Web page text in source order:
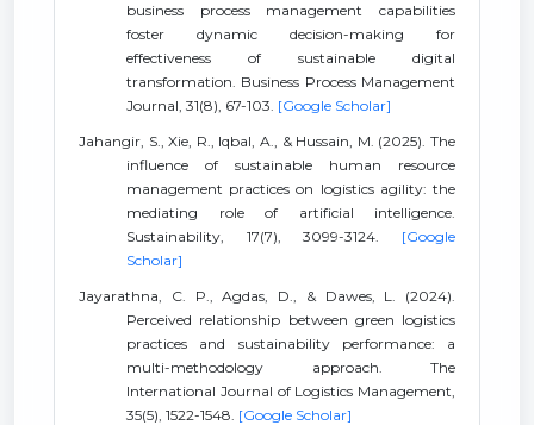
business process management capabilities
foster dynamic decision-making for
effectiveness of sustainable digital
transformation. Business Process Management
Journal, 31(8), 67-103. [Google Scholar]
Jahangir, S., Xie, R., Iqbal, A., & Hussain, M. (2025). The
influence of sustainable human resource
management practices on logistics agility: the
mediating role of artificial intelligence.
Sustainability, 17(7), 3099-3124. [Google
Scholar]
Jayarathna, C. P., Agdas, D., & Dawes, L. (2024).
Perceived relationship between green logistics
practices and sustainability performance: a
multi-methodology approach. The
International Journal of Logistics Management,
35(5), 1522-1548. [Google Scholar]